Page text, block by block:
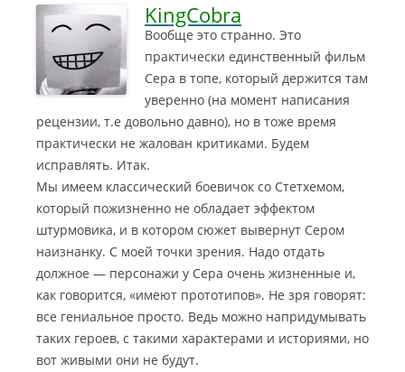
KingCobra
Вообще это странно. Это
практически единственный фильм
Сера в топе, который держится там
уверенно (на момент написания
рецензии, т.е довольно давно), но в тоже время
практически не жалован критиками. Будем
исправлять. Итак.
Мы имеем классический боевичок со Стетхемом,
который пожизненно не обладает эффектом
штурмовика, и в котором сюжет вывернут Сером
наизнанку. С моей точки зрения. Надо отдать
должное — персонажи у Сера очень жизненные и,
как говорится, «имеют прототипов». Не зря говорят:
все гениальное просто. Ведь можно напридумывать
таких героев, с такими характерами и историями, но
вот живыми они не будут.